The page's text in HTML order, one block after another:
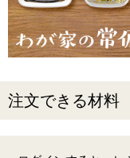
注文できる材料